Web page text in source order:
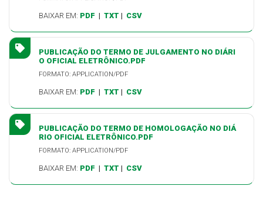
BAIXAR EM: PDF | TXT | CSV
PUBLICAÇÃO DO TERMO DE JULGAMENTO NO DIÁRI
O OFICIAL ELETRÔNICO.PDF
FORMATO: APPLICATION/PDF
BAIXAR EM: PDF | TXT | CSV
PUBLICAÇÃO DO TERMO DE HOMOLOGAÇÃO NO DIÁ
RIO OFICIAL ELETRÔNICO.PDF
FORMATO: APPLICATION/PDF
BAIXAR EM: PDF | TXT | CSV